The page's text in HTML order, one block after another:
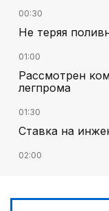
00:30
Не теряя
01:00
Рассмотрен
легпрома
01:30
Ставка на
02:00
02:30